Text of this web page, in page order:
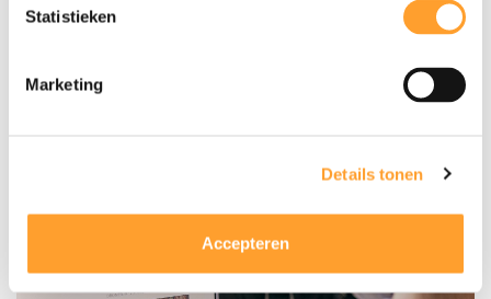
Statistieken
Marketing
Details tonen
Accepteren
kenners - een SEO gids